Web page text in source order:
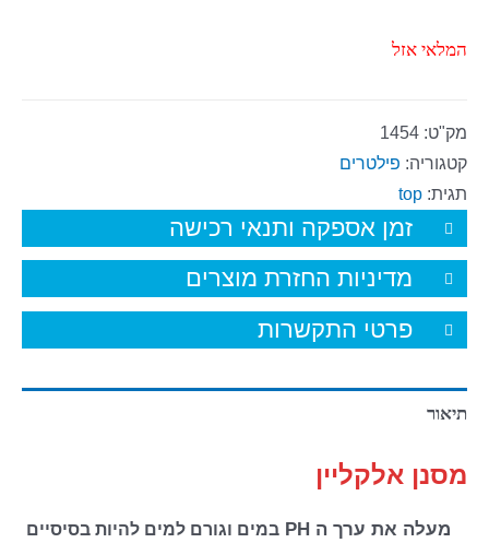
המלאי אזל
מק"ט: 1454
קטגוריה: פילטרים
תגית: top
זמן אספקה ותנאי רכישה
מדיניות החזרת מוצרים
פרטי התקשרות
תיאור
מסנן אלקליין
מעלה את ערך ה PH במים וגורם למים להיות בסיסיים